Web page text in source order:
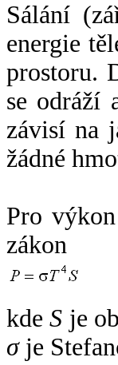
Sálání
energie
prostoru.
se odráží
závisí na
žádné
Pro
zákon
kdeS je
σje